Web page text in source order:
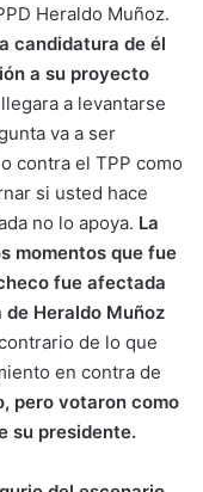
Heraldo Muñoz.
candidatura de él
a su proyecto
a levantarse
va a ser
contra el TPP como
si usted hace
no lo apoya. La
momentos que fue
fue afectada
de Heraldo Muñoz
de lo que
en contra de
pero votaron como
su presidente.